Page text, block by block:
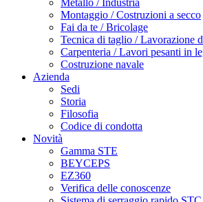
Montaggio / Costruzioni a secco
Fai da te / Bricolage
Tecnica di taglio / Lavorazione
Carpenteria / Lavori pesanti in
Costruzione navale
Azienda
Sedi
Storia
Filosofia
Codice di condotta
Novità
Gamma STE
BEYCEPS
EZ360
Verifica delle conoscenze